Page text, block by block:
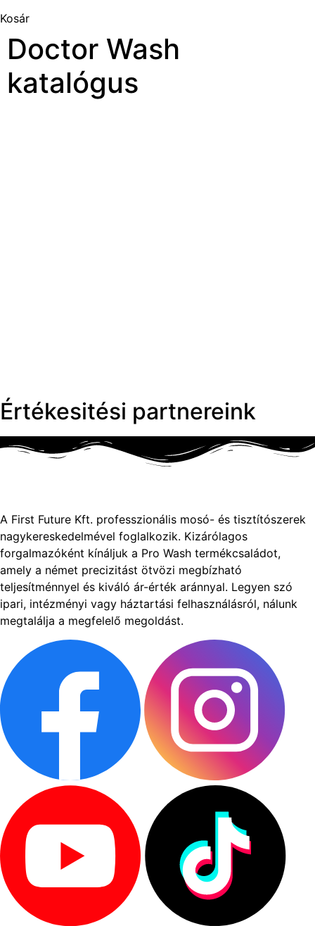
Kosár
Doctor Wash
katalógus
Értékesitési partnereink
A First Future Kft. professzionális mosó- és tisztítószerek
nagykereskedelmével foglalkozik. Kizárólagos
forgalmazóként kínáljuk a Pro Wash termékcsaládot,
amely a német precizitást ötvözi megbízható
teljesítménnyel és kiváló ár-érték aránnyal. Legyen szó
ipari, intézményi vagy háztartási felhasználásról, nálunk
megtalálja a megfelelő megoldást.